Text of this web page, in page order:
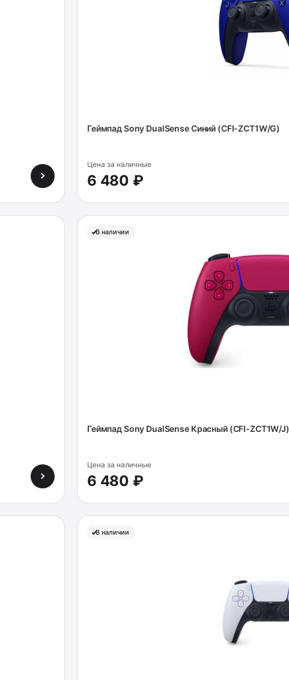
Геймпад Sony DualSense Синий (CFI-ZCT1W/G)
Цена за наличные
6 480 ₽
В наличии
Геймпад Sony DualSense Красный (CFI-ZCT1W/J)
Цена за наличные
6 480 ₽
В наличии